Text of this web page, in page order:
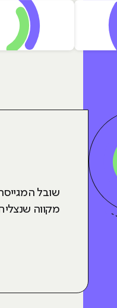
שובל
מקווה